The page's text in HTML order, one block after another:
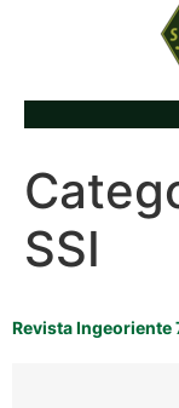
SSI
Revista Ingeoriente